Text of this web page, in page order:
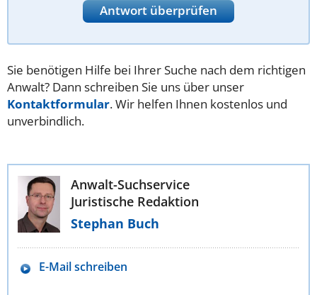
Antwort überprüfen
Sie benötigen Hilfe bei Ihrer Suche nach dem richtigen
Anwalt? Dann schreiben Sie uns über unser
Kontaktformular. Wir helfen Ihnen kostenlos und
unverbindlich.
Anwalt-Suchservice
Juristische Redaktion
Stephan Buch
E-Mail schreiben